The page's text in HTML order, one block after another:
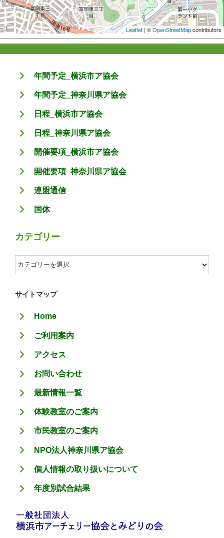
Leaflet | ©OpenStreetMapcontributors
年間予定_横浜市ア協会
年間予定_神奈川県ア協会
日程_横浜市ア協会
日程_神奈川県ア協会
開催要項_横浜市ア協会
開催要項_神奈川県ア協会
連盟通信
国体
カテゴリー
カ
テ
ゴ
ー
サイトマップ
Home
ご利用案内
アクセス
お問い合わせ
最新情報一覧
体験教室のご案内
市民教室のご案内
NPO法人神奈川県ア協会
個人情報の取り扱いについて
年度別試合結果